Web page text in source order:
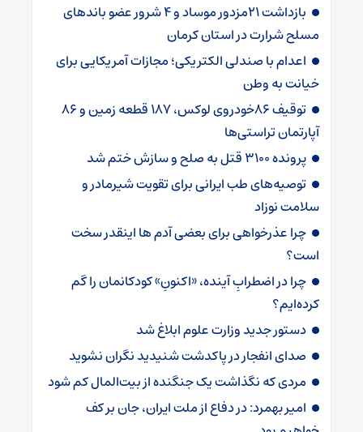
بازداشت 21مزدور موساد و 4 شرور عضو باندهای
مسلح شرارت در استان کرمان
اعدام با صندلی الکتریکی؛ مجازات آمریکایی برای
خیانت به وطن
توقیف 86خودروی لوکس، 187 قطعه زمین و 86
آپارتمان تراستی‌ها
پرونده 3100 قتل به صلح و سازش ختم شد
توصیه‌های طب ایرانی برای تقویت شیرمادر و
سلامت نوزاد
چرا عذرخواهی برای بعضی آدم ها اینقدر سخت
است؟
چرا در اضطرابِ آینده، «اکنونِ» کودکانمان را گم
کرده‌ایم؟
دستور جدید وزارت علوم ابلاغ شد
صدای انفجار در پاکدشت شنیدید نگران نشوید
مردی که نگذاشت یک جنگنده از بیت‌المال کم شود
امیر بهمرد: در دفاع از ملت ایران، جان بر کف